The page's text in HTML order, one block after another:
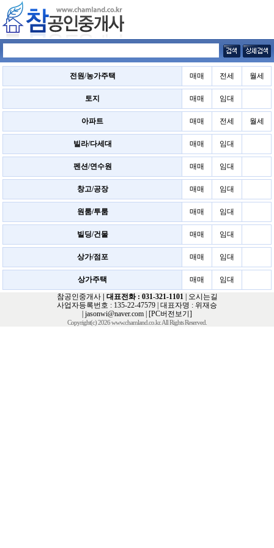
전원/농가주택 매매 전세 월세
토지 매매 임대
아파트 매매 전세 월세
빌라/다세대 매매 임대
펜션/연수원 매매 임대
창고/공장 매매 임대
원룸/투룸 매매 임대
빌딩/건물 매매 임대
상가/점포 매매 임대
상가주택 매매
임대
참공인중개사| 대표전화 : 031-321-1101|
오시는길
사업자등록번호 : 135-22-47579 | 대표자명 : 위재승
jasonwi@naver.com [PC버전보기]
Copyright(c) 2026 www.chamland.co.kr. All Rights Reserved.